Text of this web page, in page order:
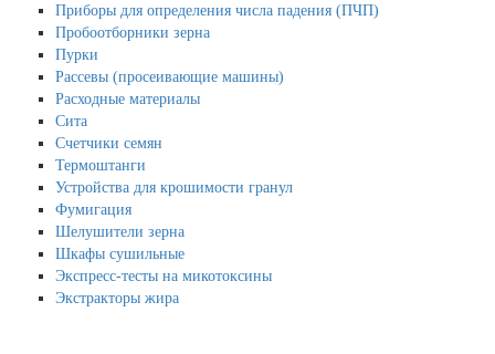
Приборы для определения числа падения (ПЧП)
Пробоотборники зерна
Пурки
Рассевы (просеивающие машины)
Расходные материалы
Сита
Счетчики семян
Термоштанги
Устройства для крошимости гранул
Фумигация
Шелушители зерна
Шкафы сушильные
Экспресс-тесты на микотоксины
Экстракторы жира